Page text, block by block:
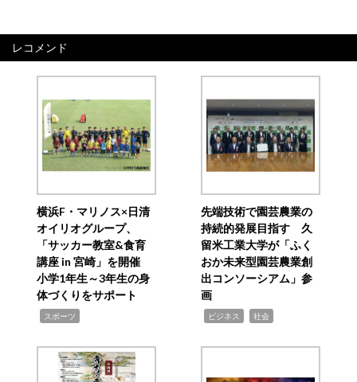
レコメンド
横浜F・マリノス×日清
オイリオグループ、
「サッカー教室&食育
講座 in 宮崎」を開催
小学1年生～3年生の身
体づくりをサポート
スポーツ
先端技術で園芸農業の
持続的発展目指す 久
留米工業大学が「ふく
おか未来型園芸農業創
出コンソーシアム」参
画
ビジネス 社会